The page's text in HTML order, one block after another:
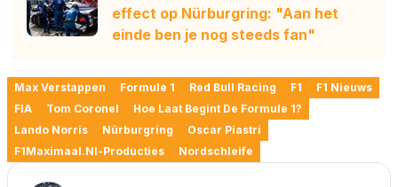
effect op Nürburgring: "Aan het
einde ben je nog steeds fan"
Max Verstappen Formule 1 Red Bull Racing F1
F1 Nieuws
FIA
Tom Coronel
Hoe Laat Begint De Formule 1?
Lando Norris
Nürburgring
Oscar Piastri
F1Maximaal.nl-Producties
Nordschleife